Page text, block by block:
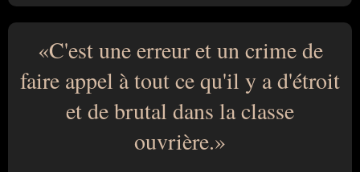
C'est une erreur et un crime de
faire appel à tout ce qu'il y a d'étroit
et de brutal dans la classe
ouvrière.